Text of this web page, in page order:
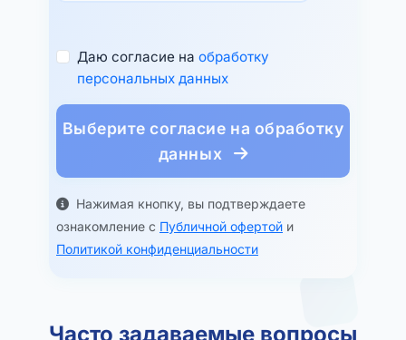
Даю согласие на обработку
персональных данных
Выберите согласие на обработку
данных
Нажимая кнопку, вы подтверждаете
ознакомление с Публичной офертой и
Политикой конфиденциальности
Часто задаваемые вопросы